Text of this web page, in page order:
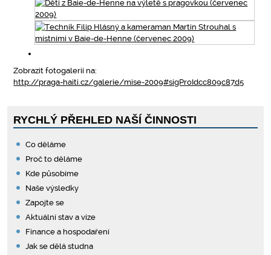
Zobrazit fotogalerii na:
http://praga-haiti.cz/galerie/mise-2009#sigProIdcc809c87d5
RYCHLÝ PŘEHLED NAŠÍ ČINNOSTI
Co děláme
Proč to děláme
Kde působíme
Naše výsledky
Zapojte se
Aktuální stav a vize
Finance a hospodaření
Jak se dělá studna